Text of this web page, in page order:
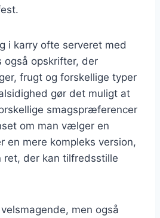
i karry ofte serveret med
også opskrifter, der
frugt og forskellige typer
gør det muligt at
smagspræferencer
om man vælger en
en mere kompleks version,
ret, der kan tilfredsstille
men også